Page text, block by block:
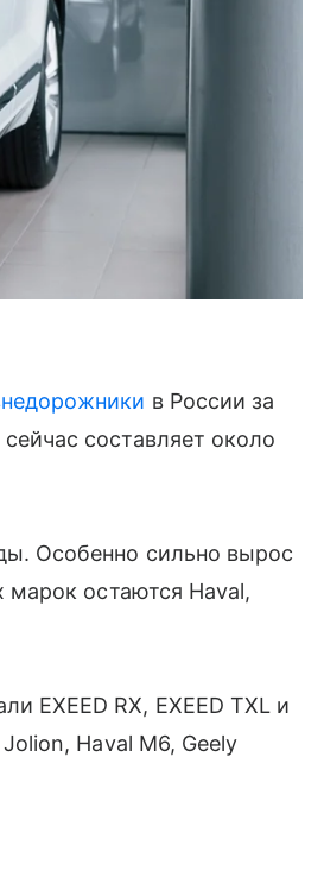
в России за
составляет около
Особенно сильно вырос
марок остаются Haval,
EXEED RX, EXEED TXL и
Haval M6, Geely